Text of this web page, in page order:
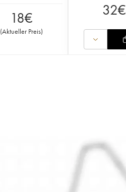
18€
(Aktueller Preis)
32€